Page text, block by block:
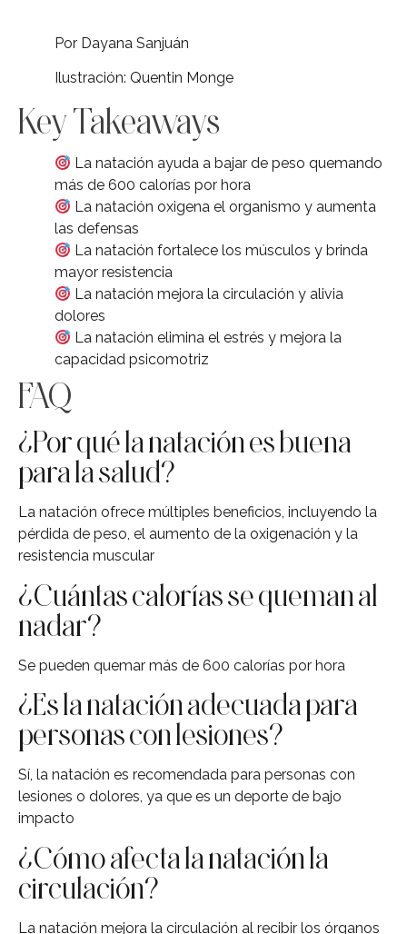
Por Dayana Sanjuán
Ilustración: Quentin Monge
Key Takeaways
La natación ayuda a bajar de peso quemando
más de 600 calorías por hora
La natación oxigena el organismo y aumenta
las defensas
La natación fortalece los músculos y brinda
mayor resistencia
La natación mejora la circulación y alivia
dolores
La natación elimina el estrés y mejora la
capacidad psicomotriz
FAQ
¿Por qué la natación es buena
para la salud?
La natación ofrece múltiples beneficios, incluyendo la
pérdida de peso, el aumento de la oxigenación y la
resistencia muscular
¿Cuántas calorías se queman al
nadar?
Se pueden quemar más de 600 calorías por hora
¿Es la natación adecuada para
personas con lesiones?
Sí, la natación es recomendada para personas con
lesiones o dolores, ya que es un deporte de bajo
impacto
¿Cómo afecta la natación la
circulación?
La natación mejora la circulación al recibir los órganos